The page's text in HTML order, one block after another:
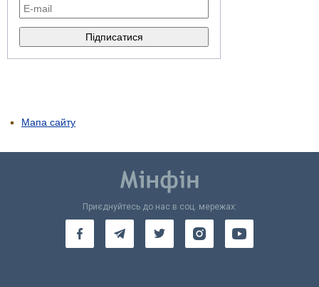
Мапа сайту
Приєднуйтесь до нас в соц. мережах: